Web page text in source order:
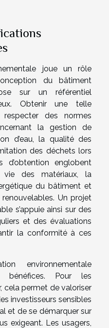
joue un rôle
du bâtiment
sur un référentiel
Obtenir une telle
des normes
la gestion de
d’eau, la qualité des
des déchets lors
d’obtention englobent
des matériaux, la
du bâtiment et
renouvelables. Un projet
s’appuie ainsi sur des
et des évaluations
la conformité à ces
environnementale
bénéfices. Pour les
cela permet de valoriser
investisseurs sensibles
et de se démarquer sur
exigeant. Les usagers,